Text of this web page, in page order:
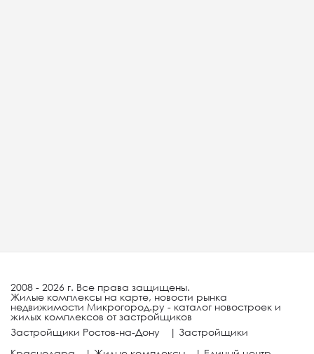
2008 - 2026 г. Все права защищены.
Жилые комплексы на карте, новости рынка
недвижимости Микрогород.ру - каталог новостроек и
жилых комплексов от застройщиков
Застройщики Ростов-на-Дону
| Застройщики